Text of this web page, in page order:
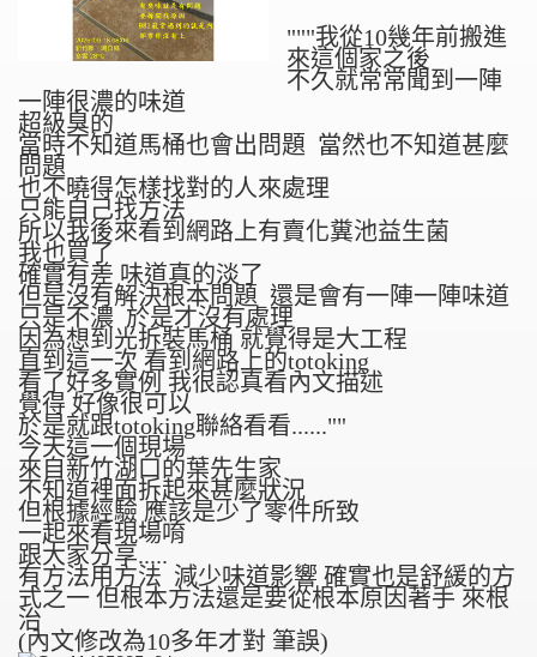
"""我從10幾年前搬進
來這個家之後
不久就常常聞到一陣
一陣很濃的味道
超級臭的
當時不知道馬桶也會出問題 當然也不知道甚麼
問題
也不曉得怎樣找對的人來處理
只能自己找方法
所以我後來看到網路上有賣化糞池益生菌
我也買了
確實有差 味道真的淡了
但是沒有解決根本問題 還是會有一陣一陣味道
只是不濃 於是才沒有處理
因為想到光拆裝馬桶 就覺得是大工程
直到這一次 看到網路上的totoking
看了好多實例 我很認真看內文描述
覺得 好像很可以
於是就跟totoking聯絡看看......""
今天這一個現場
來自新竹湖口的葉先生家
不知道裡面拆起來甚麼狀況
但根據經驗 應該是少了零件所致
一起來看現場唷
跟大家分享.....
有方法用方法 減少味道影響 確實也是舒緩的方
式之一 但根本方法還是要從根本原因著手 來根
治
(內文修改為10多年才對 筆誤)